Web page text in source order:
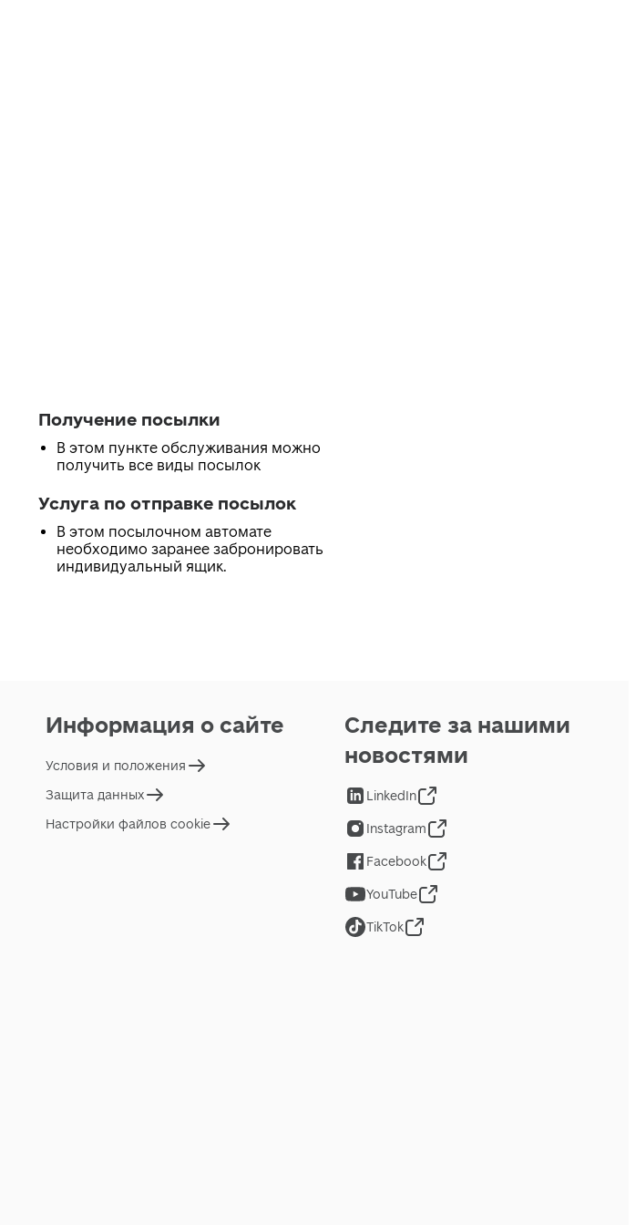
Получение посылки
В этом пункте обслуживания можно
получить все виды посылок
Услуга по отправке посылок
В этом посылочном автомате
необходимо заранее забронировать
индивидуальный ящик.
Информация о сайте
Условия и положения
Защита данных
Настройки файлов cookie
Следите за нашими
новостями
LinkedIn
Instagram
Facebook
YouTube
TikTok